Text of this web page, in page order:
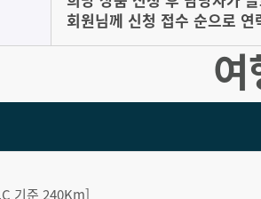
회원님께 신청 접수 순으로
기준 240Km]